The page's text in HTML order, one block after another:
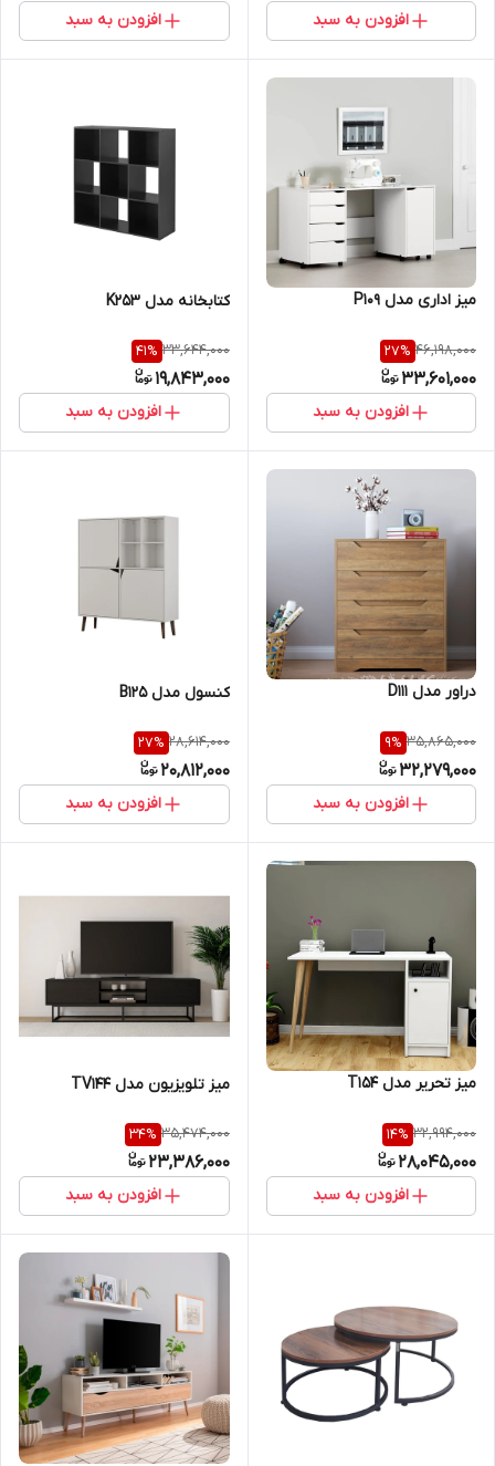
افزودن به سبد افزودن به سبد
میز اداری مدل P109
46,198,000
27%
33,601,000
افزودن به سبد
کتابخانه مدل K253
33,644,000
41%
19,843,000
افزودن به سبد
دراور مدل D111
35,865,000
9%
32,279,000
افزودن به سبد
کنسول مدل B125
28,614,000
27%
20,812,000
افزودن به سبد
میز تحریر مدل T154
32,994,000
14%
28,045,000
افزودن به سبد
میز تلویزیون مدل TV144
35,474,000
34%
23,386,000
افزودن به سبد